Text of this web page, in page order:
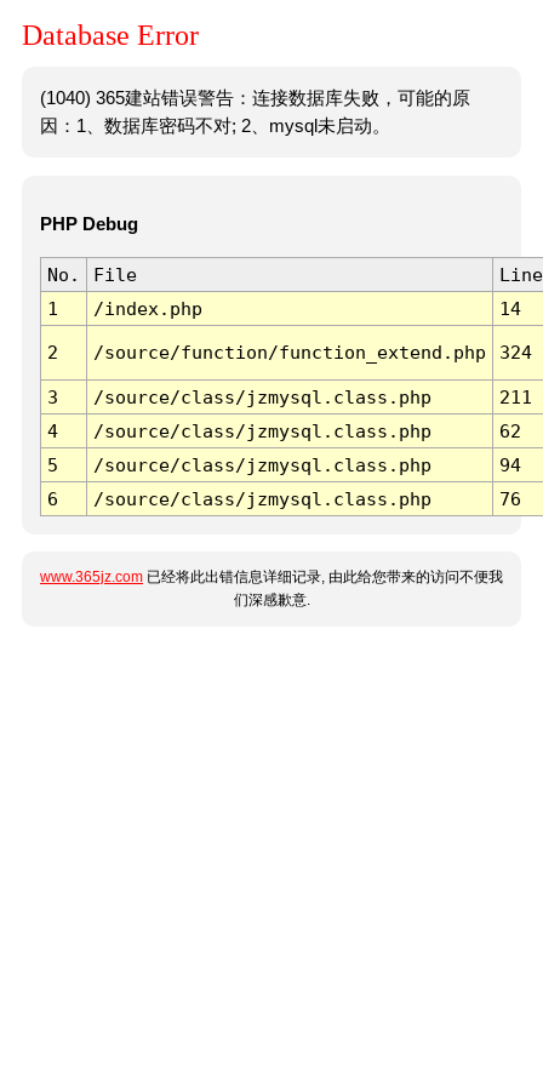
Database Error
(1040) 365建站错误警告：连接数据库失败，可能的原
因：1、数据库密码不对; 2、mysql未启动。
PHP Debug
No. File
Line
1
/index.php 14
2 /source/function/function_extend.php 324
3 /source/class/jzmysql.class.php
211
4
/source/class/jzmysql.class.php
62
5
/source/class/jzmysql.class.php
94
6
/source/class/jzmysql.class.php 76
www.365jz.com 已经将此出错信息详细记录, 由此给您带来的访问不便我
们深感歉意.